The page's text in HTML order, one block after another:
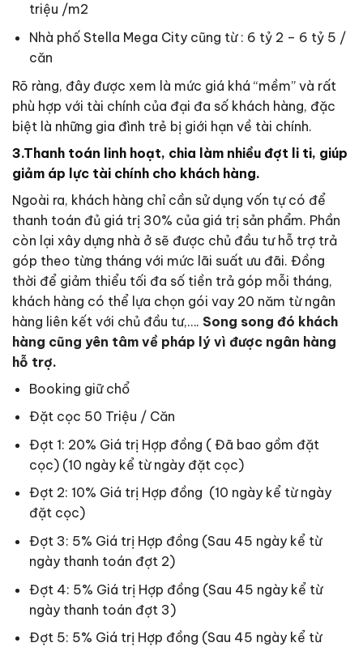
triệu /m2
Nhà phố Stella Mega City cũng từ : 6 tỷ 2 – 6 tỷ 5 /
căn
Rõ ràng, đây được xem là mức giá khá “mềm” và rất
phù hợp với tài chính của đại đa số khách hàng, đặc
biệt là những gia đình trẻ bị giới hạn về tài chính.
3.Thanh toán linh hoạt, chia làm nhiều đợt li ti, giúp
giảm áp lực tài chính cho khách hàng.
Ngoài ra, khách hàng chỉ cần sử dụng vốn tự có để
thanh toán đủ giá trị 30% của giá trị sản phẩm. Phần
còn lại xây dựng nhà ở sẽ được chủ đầu tư hỗ trợ trả
góp theo từng tháng với mức lãi suất ưu đãi. Đồng
thời để giảm thiểu tối đa số tiền trả góp mỗi tháng,
khách hàng có thể lựa chọn gói vay 20 năm từ ngân
hàng liên kết với chủ đầu tư,…. Song song đó khách
hàng cũng yên tâm về pháp lý vì được ngân hàng
hỗ trợ.
Booking giữ chổ
Đặt cọc 50 Triệu / Căn
Đợt 1: 20% Giá trị Hợp đồng ( Đã bao gồm đặt
cọc) (10 ngày kể từ ngày đặt cọc)
Đợt 2: 10% Giá trị Hợp đồng (10 ngày kể từ ngày
đặt cọc)
Đợt 3: 5% Giá trị Hợp đồng (Sau 45 ngày kể từ
ngày thanh toán đợt 2)
Đợt 4: 5% Giá trị Hợp đồng (Sau 45 ngày kể từ
ngày thanh toán đợt 3)
Đợt 5: 5% Giá trị Hợp đồng (Sau 45 ngày kể từ